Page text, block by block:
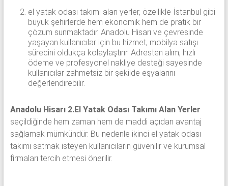
el yatak odası takımı alan yerler, özellikle İstanbul gibi
büyük şehirlerde hem ekonomik hem de pratik bir
çözüm sunmaktadır. Anadolu Hisarı ve çevresinde
yaşayan kullanıcılar için bu hizmet, mobilya satışı
sürecini oldukça kolaylaştırır. Adresten alım, hızlı
ödeme ve profesyonel nakliye desteği sayesinde
kullanıcılar zahmetsiz bir şekilde eşyalarını
değerlendirebilir.
Anadolu Hisarı 2.El Yatak Odası Takımı Alan Yerler
seçildiğinde hem zaman hem de maddi açıdan avantaj
sağlamak mümkündür. Bu nedenle ikinci el yatak odası
takımı satmak isteyen kullanıcıların güvenilir ve kurumsal
firmaları tercih etmesi önerilir.